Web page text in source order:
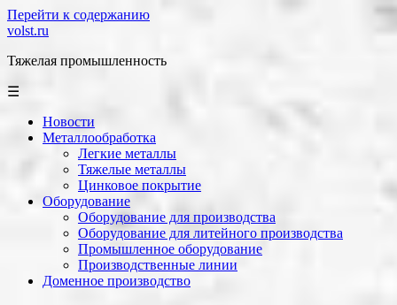
Перейти к содержанию
volst.ru
Тяжелая промышленность
☰
Новости
Металлообработка
Легкие металлы
Тяжелые металлы
Цинковое покрытие
Оборудование
Оборудование для производства
Оборудование для литейного производства
Промышленное оборудование
Производственные линии
Доменное производство